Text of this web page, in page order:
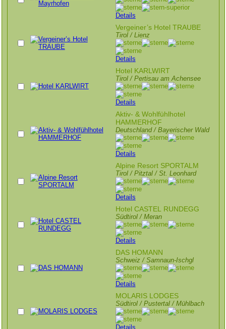
Details
Vergeiner’s Hotel TRAUBE
Tirol / Lienz
Details
Hotel KARLWIRT
Tirol / Pertisau am Achensee
Details
Aktiv- & Wohlfühlhotel
HAMMERHOF
Deutschland / Bayerischer Wald
Details
Alpine Resort SPORTALM
Tirol / Pitztal / St. Leonhard
Details
Hotel CASTEL RUNDEGG
Südtirol / Meran
Details
DAS HOMANN
Schweiz / Samnaun-Ischgl
Details
MOLARIS LODGES
Südtirol / Pustertal / Mühlbach
Details